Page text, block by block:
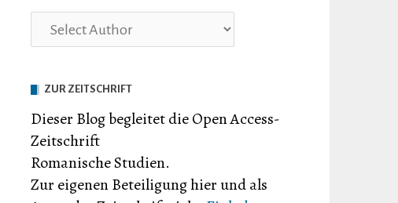
ZUR ZEITSCHRIFT
Dieser Blog begleitet die Open Access-
Zeitschrift
Romanische Studien.
Zur eigenen Beteiligung hier und als